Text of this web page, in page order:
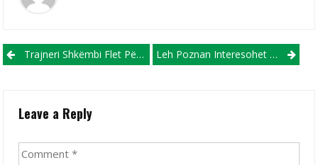
Post navigation
Trajneri Shkëmbi Flet Për Talentin Strugan, Florian Roçi, Që Sot Debutoi Me Gol Te Struga Trim Lum Leh Poznan Interesohet Për Mbrojtësin E Shkëndijës, Imran Fetai!
Leave a Reply